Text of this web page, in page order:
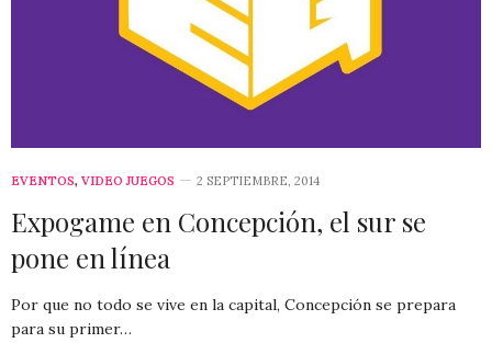
EVENTOS, VIDEO JUEGOS 2 SEPTIEMBRE, 2014
Expogame en Concepción, el sur se
pone en línea
Por que no todo se vive en la capital, Concepción se prepara
para su primer…